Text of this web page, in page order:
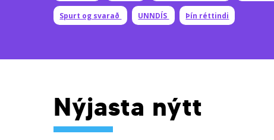
Spurt og svarað UNNDÍS Þín réttindi
Nýjasta nýtt